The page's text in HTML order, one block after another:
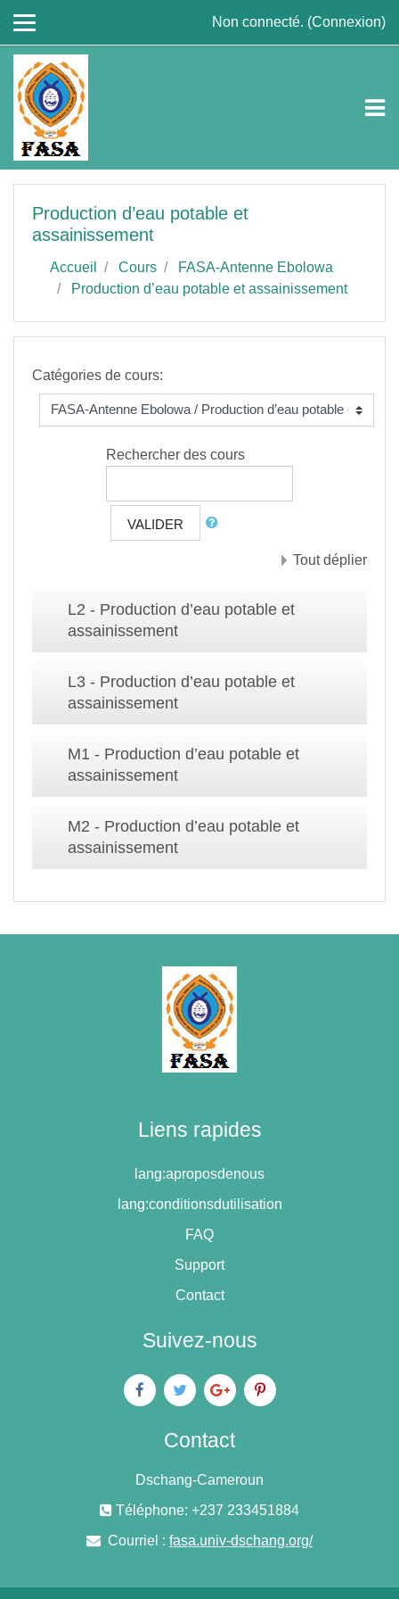
Non connecté. (Connexion)
Production d’eau potable et
assainissement
Accueil Cours
FASA-Antenne Ebolowa
Production d’eau potable et assainissement
Catégories de cours:
Rechercher des cours
VALIDER
Tout déplier
L2 - Production d’eau potable et
assainissement
L3 - Production d’eau potable et
assainissement
M1 - Production d’eau potable et
assainissement
M2 - Production d’eau potable et
assainissement
Liens rapides
lang:aproposdenous
lang:conditionsdutilisation
FAQ
Support
Contact
Suivez-nous
Contact
Dschang-Cameroun
Téléphone: +237 233451884
Courriel : fasa.univ-dschang.org/